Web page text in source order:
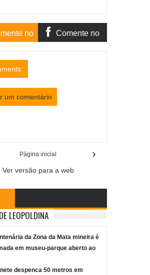
no Comente no
um comentário
›
Página inicial
Ver versão para a web
LEOPOLDINA
da Zona da Mata mineira é
em museu-parque aberto ao
despenca 50 metros em